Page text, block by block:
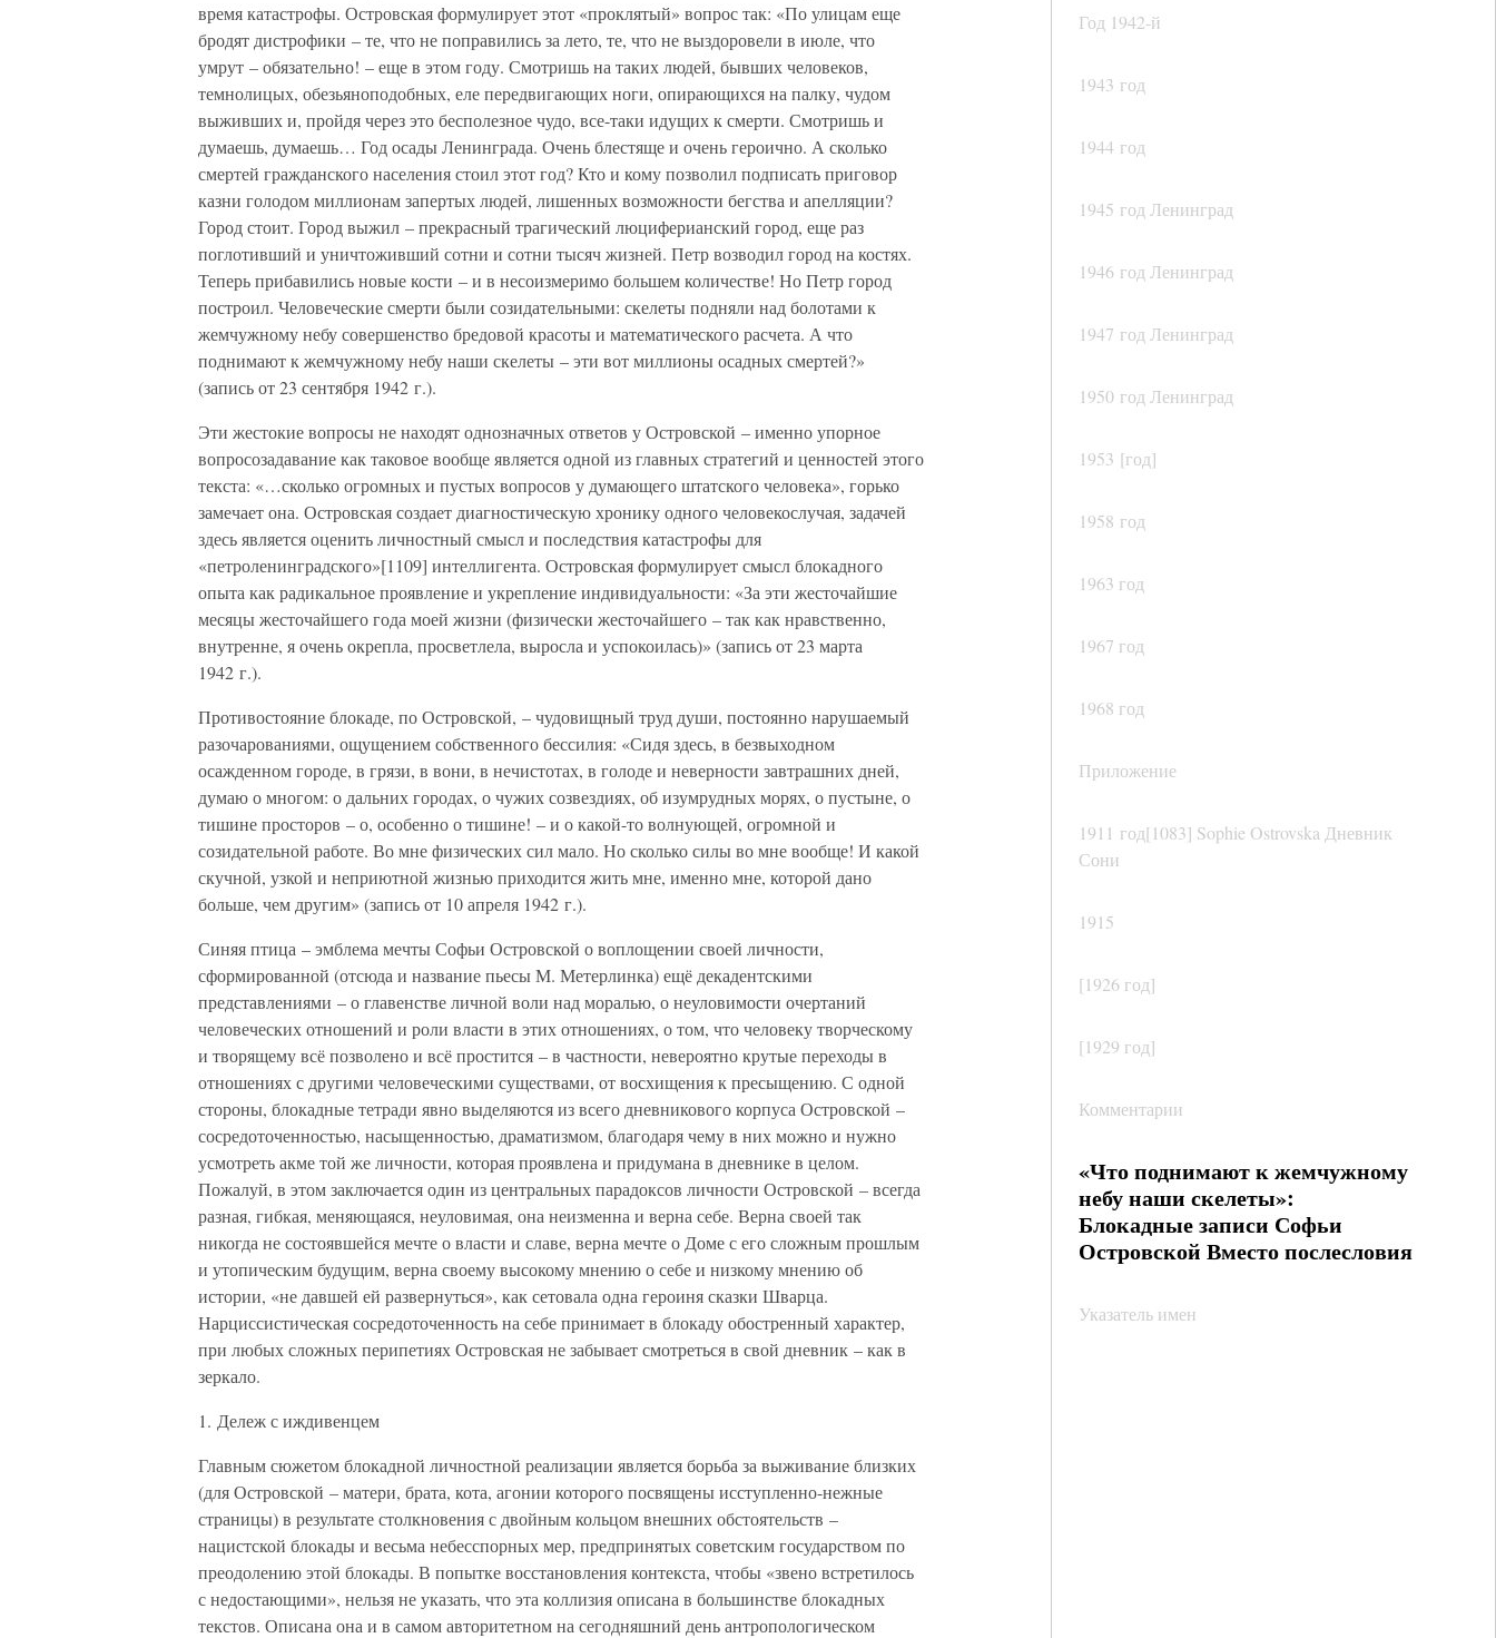
Год 1942-й
1943 год
1944 год
1945 год Ленинград
1946 год Ленинград
1947 год Ленинград
1950 год Ленинград
1953 [год]
1958 год
1963 год
1967 год
1968 год
Приложение
1911 год[1083] Sophie Ostrovska Дневник
Сони
1915
[1926 год]
[1929 год]
Комментарии
«Что поднимают к жемчужному
небу наши скелеты»:
Блокадные записи Софьи
Островской Вместо послесловия
Указатель имен
время катастрофы. Островская формулирует этот «проклятый» вопрос так: «По улицам еще
бродят дистрофики – те, что не поправились за лето, те, что не выздоровели в июле, что
умрут – обязательно! – еще в этом году. Смотришь на таких людей, бывших человеков,
темнолицых, обезьяноподобных, еле передвигающих ноги, опирающихся на палку, чудом
выживших и, пройдя через это бесполезное чудо, все-таки идущих к смерти. Смотришь и
думаешь, думаешь… Год осады Ленинграда. Очень блестяще и очень героично. А сколько
смертей гражданского населения стоил этот год? Кто и кому позволил подписать приговор
казни голодом миллионам запертых людей, лишенных возможности бегства и апелляции?
Город стоит. Город выжил – прекрасный трагический люциферианский город, еще раз
поглотивший и уничтоживший сотни и сотни тысяч жизней. Петр возводил город на костях.
Теперь прибавились новые кости – и в несоизмеримо большем количестве! Но Петр город
построил. Человеческие смерти были созидательными: скелеты подняли над болотами к
жемчужному небу совершенство бредовой красоты и математического расчета. А что
поднимают к жемчужному небу наши скелеты – эти вот миллионы осадных смертей?»
(запись от 23 сентября 1942 г.).
Эти жестокие вопросы не находят однозначных ответов у Островской – именно упорное
вопросозадавание как таковое вообще является одной из главных стратегий и ценностей этого
текста: «…сколько огромных и пустых вопросов у думающего штатского человека», горько
замечает она. Островская создает диагностическую хронику одного человекослучая, задачей
здесь является оценить личностный смысл и последствия катастрофы для
«петроленинградского»[1109] интеллигента. Островская формулирует смысл блокадного
опыта как радикальное проявление и укрепление индивидуальности: «За эти жесточайшие
месяцы жесточайшего года моей жизни (физически жесточайшего – так как нравственно,
внутренне, я очень окрепла, просветлела, выросла и успокоилась)» (запись от 23 марта
1942 г.).
Противостояние блокаде, по Островской, – чудовищный труд души, постоянно нарушаемый
разочарованиями, ощущением собственного бессилия: «Сидя здесь, в безвыходном
осажденном городе, в грязи, в вони, в нечистотах, в голоде и неверности завтрашних дней,
думаю о многом: о дальних городах, о чужих созвездиях, об изумрудных морях, о пустыне, о
тишине просторов – о, особенно о тишине! – и о какой-то волнующей, огромной и
созидательной работе. Во мне физических сил мало. Но сколько силы во мне вообще! И какой
скучной, узкой и неприютной жизнью приходится жить мне, именно мне, которой дано
больше, чем другим» (запись от 10 апреля 1942 г.).
Синяя птица – эмблема мечты Софьи Островской о воплощении своей личности,
сформированной (отсюда и название пьесы М. Метерлинка) ещё декадентскими
представлениями – о главенстве личной воли над моралью, о неуловимости очертаний
человеческих отношений и роли власти в этих отношениях, о том, что человеку творческому
и творящему всё позволено и всё простится – в частности, невероятно крутые переходы в
отношениях с другими человеческими существами, от восхищения к пресыщению. С одной
стороны, блокадные тетради явно выделяются из всего дневникового корпуса Островской –
сосредоточенностью, насыщенностью, драматизмом, благодаря чему в них можно и нужно
усмотреть акме той же личности, которая проявлена и придумана в дневнике в целом.
Пожалуй, в этом заключается один из центральных парадоксов личности Островской – всегда
разная, гибкая, меняющаяся, неуловимая, она неизменна и верна себе. Верна своей так
никогда не состоявшейся мечте о власти и славе, верна мечте о Доме с его сложным прошлым
и утопическим будущим, верна своему высокому мнению о себе и низкому мнению об
истории, «не давшей ей развернуться», как сетовала одна героиня сказки Шварца.
Нарциссистическая сосредоточенность на себе принимает в блокаду обостренный характер,
при любых сложных перипетиях Островская не забывает смотреться в свой дневник – как в
зеркало.
1. Дележ с иждивенцем
Главным сюжетом блокадной личностной реализации является борьба за выживание близких
(для Островской – матери, брата, кота, агонии которого посвящены исступленно-нежные
страницы) в результате столкновения с двойным кольцом внешних обстоятельств –
нацистской блокады и весьма небесспорных мер, предпринятых советским государством по
преодолению этой блокады. В попытке восстановления контекста, чтобы «звено встретилось
с недостающими», нельзя не указать, что эта коллизия описана в большинстве блокадных
текстов. Описана она и в самом авторитетном на сегодняшний день антропологическом